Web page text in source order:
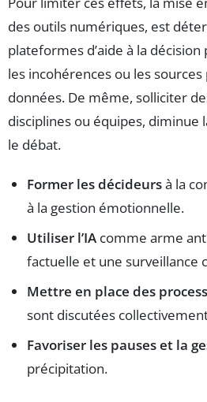
des outils numériques, est
plateformes d’aide à la
les incohérences ou les
données. De même, solliciter
disciplines ou équipes,
le débat.
Former les décideursà la
à la gestion émotionnelle.
Utiliser l’IA comme arme
factuelle et une surveillance
Mettre en place des
sont discutées
Favoriser les pauses et la
précipitation.